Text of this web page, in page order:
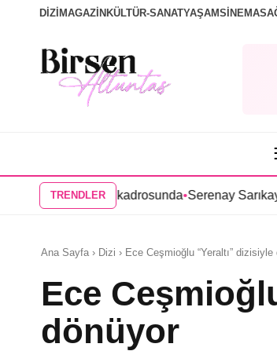
DİZİ MAGAZİN KÜLTÜR-SANATYAŞAMSİNEMA
TRENDLER
kadrosunda• Serenay Sarıkaya’lı
Ana Sayfa › Dizi › Ece Ceşmioğlu “Yeraltı” dizisiyle
Ece
dönüyor